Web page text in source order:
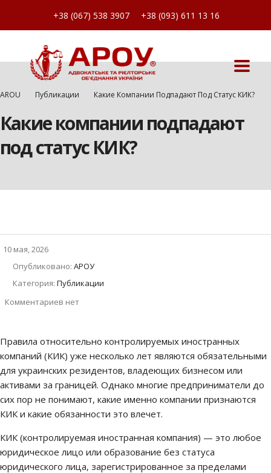
+38 (067) 538 3907 +38 (093) 611 13 16
AROU Публикации Какие Компании Подпадают Под Статус КИК?
Какие компании подпадают
под статус КИК?
10 мая, 2026
Опубликовано: АРОУ
Категория: Публикации
Комментариев нет
Правила относительно контролируемых иностранных
компаний (КИК) уже несколько лет являются обязательными
для украинских резидентов, владеющих бизнесом или
активами за границей. Однако многие предприниматели до
сих пор не понимают, какие именно компании признаются
КИК и какие обязанности это влечет.
КИК (контролируемая иностранная компания) — это любое
юридическое лицо или образование без статуса
юридического лица, зарегистрированное за пределами